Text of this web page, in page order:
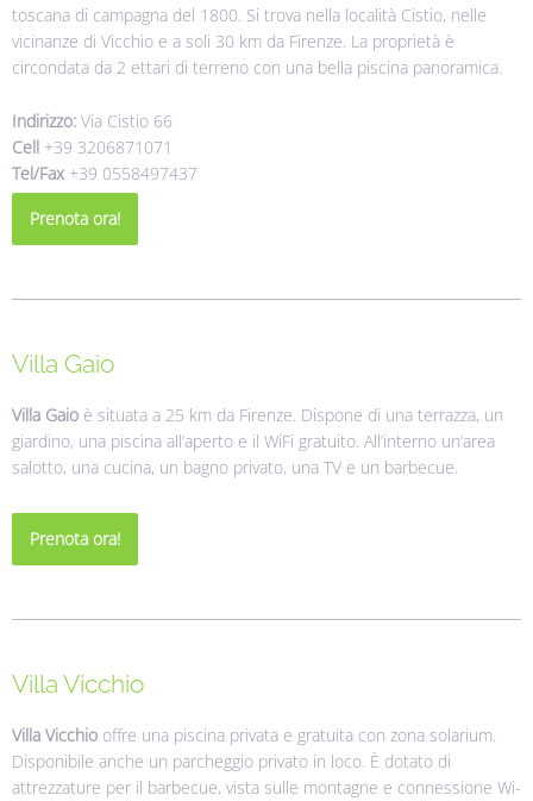
toscana di campagna del 1800. Si trova nella località Cistio, nelle
vicinanze di Vicchio e a soli 30 km da Firenze. La proprietà è
circondata da 2 ettari di terreno con una bella piscina panoramica.
Indirizzo: Via Cistio 66
Cell +39 3206871071
Tel/Fax +39 0558497437
Prenota ora!
Villa Gaio
Villa Gaio è situata a 25 km da Firenze. Dispone di una terrazza, un
giardino, una piscina all’aperto e il WiFi gratuito. All’interno un’area
salotto, una cucina, un bagno privato, una TV e un barbecue.
Prenota ora!
Villa Vicchio
Villa Vicchio offre una piscina privata e gratuita con zona solarium.
Disponibile anche un parcheggio privato in loco. È dotato di
attrezzature per il barbecue, vista sulle montagne e connessione Wi-